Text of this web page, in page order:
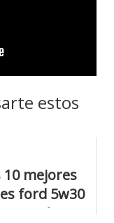
estos
10 mejores
ford 5w30
que están